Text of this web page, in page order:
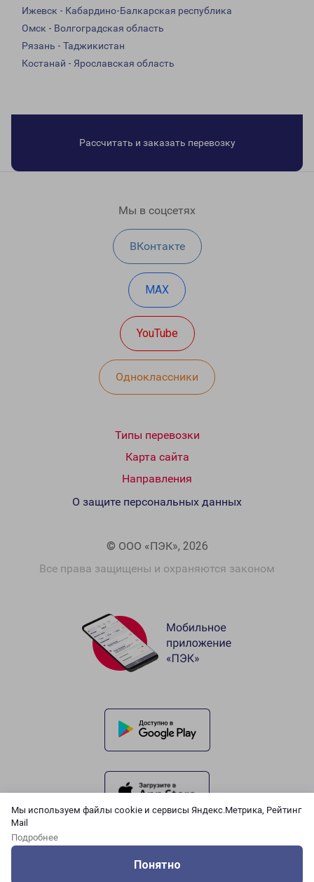
Мы используем файлы cookie и сервисы Яндекс.Метрика, Рейтинг
Mail
Подробнее
Понятно
Ижевск - Кабардино-Балкарская республика
Омск - Волгоградская область
Рязань - Таджикистан
Костанай - Ярославская область
Рассчитать и заказать перевозку
Мы в соцсетях
ВКонтакте
MAX
YouTube
Одноклассники
Типы перевозки
Карта сайта
Направления
© ООО «ПЭК», 2026
Все права защищены и охраняются законом
О защите персональных данных